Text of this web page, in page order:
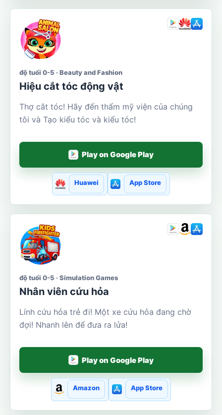
độ tuổi 0-5 · Beauty and Fashion
Hiệu cắt tóc động vật
Thợ cắt tóc! Hãy đến thẩm mỹ viện của chúng
tôi và Tạo kiểu tóc và kiểu tóc!
Play on Google Play
Huawei App Store
độ tuổi 0-5 · Simulation Games
Nhân viên cứu hỏa
Lính cứu hỏa trẻ đi! Một xe cứu hỏa đang chờ
đợi! Nhanh lên để đưa ra lửa!
Play on Google Play
Amazon App Store